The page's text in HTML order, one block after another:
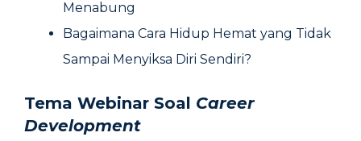
Menabung
Bagaimana Cara Hidup Hemat yang Tidak
Sampai Menyiksa Diri Sendiri?
Tema Webinar Soal Career
Development